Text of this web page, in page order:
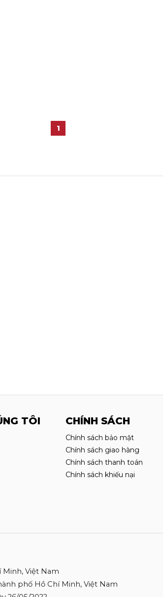
1
TÔI CHÍNH SÁCH
Chính sách bảo mật
Chính sách giao hàng
Chính sách thanh toán
Chính sách khiếu nại
Minh, Việt Nam
phố Hồ Chí Minh, Việt Nam